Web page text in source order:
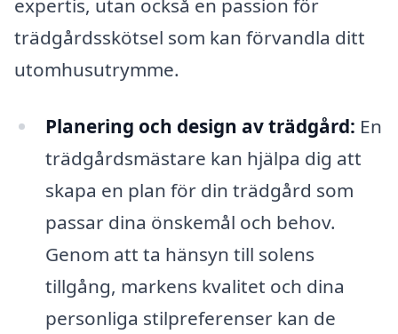
expertis, utan också en passion för
trädgårdsskötsel som kan förvandla ditt
utomhusutrymme.
Planering och design av trädgård: En
trädgårdsmästare kan hjälpa dig att
skapa en plan för din trädgård som
passar dina önskemål och behov.
Genom att ta hänsyn till solens
tillgång, markens kvalitet och dina
personliga stilpreferenser kan de